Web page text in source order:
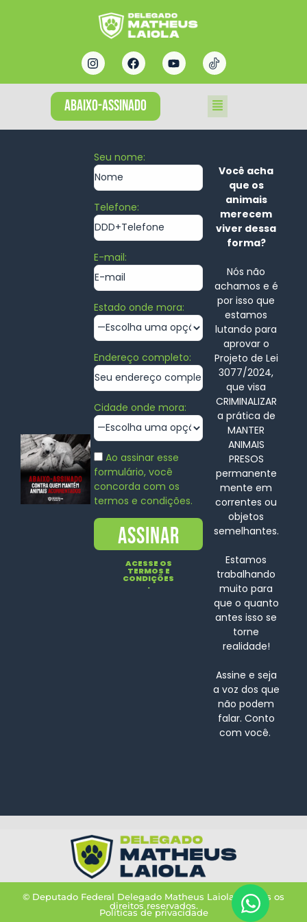
ABAIXO-ASSINADO
Seu nome:
Telefone:
E-mail:
Estado onde mora:
Endereço completo:
Cidade onde mora:
Ao assinar esse
formulário, você
concorda com os
termos e condições.
ACESSE OS
TERMOS E
CONDIÇÕES
.
Você acha
que os
animais
merecem
viver dessa
forma?
Nós não
achamos e é
por isso que
estamos
lutando para
aprovar o
Projeto de Lei
3077/2024,
que visa
CRIMINALIZAR
a prática de
MANTER
ANIMAIS
PRESOS
permanente
mente em
correntes ou
objetos
semelhantes.
Estamos
trabalhando
muito para
que o quanto
antes isso se
torne
realidade!
Assine e seja
a voz dos que
não podem
falar. Conto
com você.
© Deputado Federal Delegado Matheus Laiola – Todos os
direitos reservados.
Políticas de privacidade